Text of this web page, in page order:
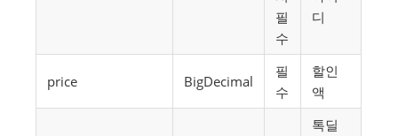
필
수
디
price BigDecimal
필
수
할인
액
톡딜